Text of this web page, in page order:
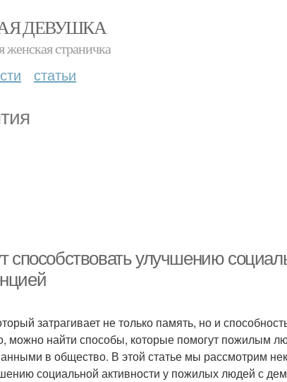
ДЕВУШКА
женская страничка
статьи
способствовать улучшению
затрагивает не только память, но и
можно найти способы, которые помогут пожилым
в общество. В этой статье мы рассмотрим
социальной активности у пожилых людей с